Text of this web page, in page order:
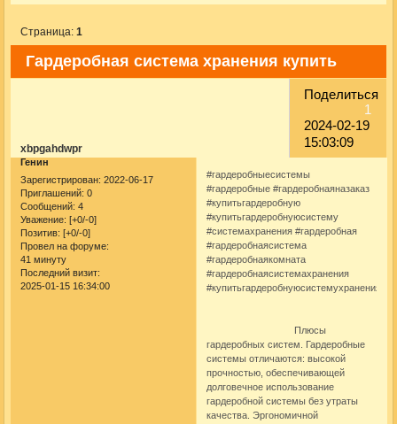
Гардеробная система хранения купить
Страница:1
Поделиться
1
2024-02-19
15:03:09
xbpgahdwpr
Генин
Зарегистрирован: 2022-06-17
Приглашений: 0
Сообщений: 4
Уважение: [+0/-0]
Позитив: [+0/-0]
Провел на форуме:
41 минуту
Последний визит:
2025-01-15 16:34:00
#гардеробныесистемы
#гардеробные #гардеробнаяназаказ
#купитьгардеробную
#купитьгардеробнуюсистему
#системахранения #гардеробная
#гардеробнаясистема
#гардеробнаякомната
#гардеробнаясистемахранения
#купитьгардеробнуюсистемухранения
Плюсы
гардеробных систем
Гардеробные
системы отличаются: высокой
прочностью, обеспечивающей
долговечное использование
гардеробной системы без утраты
качества. Эргономичной